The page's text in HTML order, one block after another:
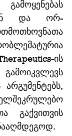
და ორ-
ის
გაქვითვის